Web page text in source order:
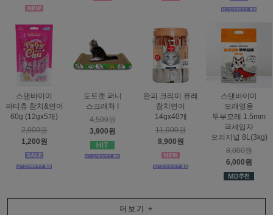
스탠바이미
파티츄 참치&연어
60g (12gx5개)
2,000원
1,200원
도트캣 퍼니
스크래처 I
4,500원
3,900원
완피 크리미 퓨레
참치연어
14gx40개
11,900원
8,900원
스탠바이미
모래영웅
두부모래 1.5mm
극세입자
오리지널 8L(3kg)
8,000원
6,000원
더보기 +